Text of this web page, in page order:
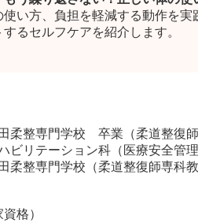
い方、負担を軽減する動作を実
るセルフケアを紹介します。
柔整専門学校 卒業（柔道整復師
ビリテーション科（医療安全管
柔整専門学校（柔道整復師専科教
格）